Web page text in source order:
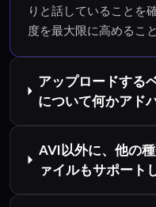
りと話していることを
度を最大限に高めるこ
アップロードする
について何かアド
AVI以外に、他の
ァイルもサポート